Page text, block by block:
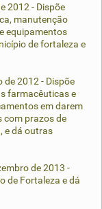
2012 - Dispõe
manutenção
equipamentos
de fortaleza e
de 2012 - Dispõe
farmacêuticas e
em darem
com prazos de
e dá outras
de 2013 -
de Fortaleza e dá